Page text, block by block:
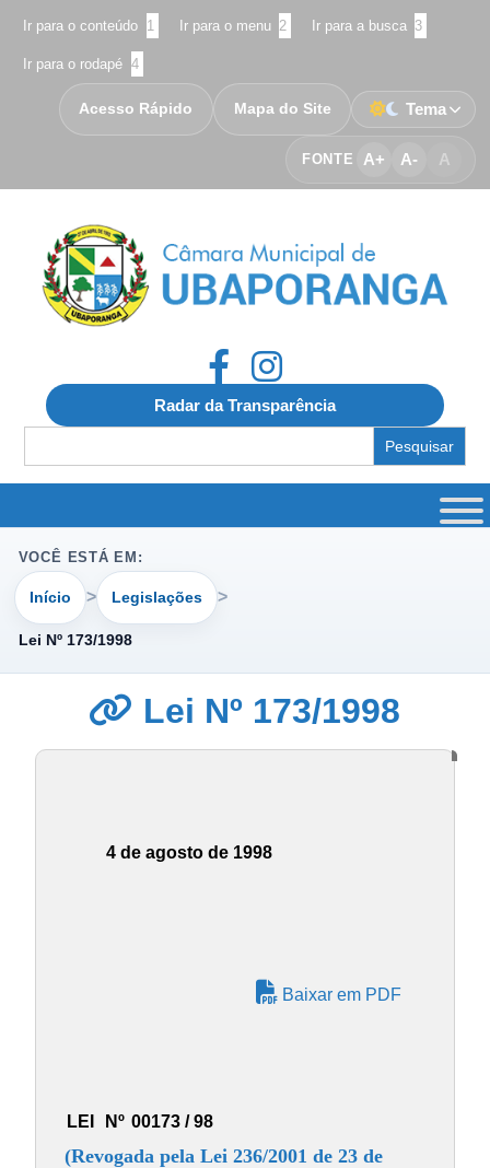
Ir para o conteúdo 1 Ir para o menu 2 Ir para a busca 3
Ir para o rodapé 4
FONTE A+ A- A
Acesso Rápido Mapa do Site Tema
Radar da Transparência
for:
VOCÊ ESTÁ EM:
Início Legislações
Lei Nº 173/1998
Lei Nº 173/1998
4 de agosto de 1998
Baixar em PDF
LEI Nº 00173 / 98
(Revogada pela Lei 236/2001 de 23 de